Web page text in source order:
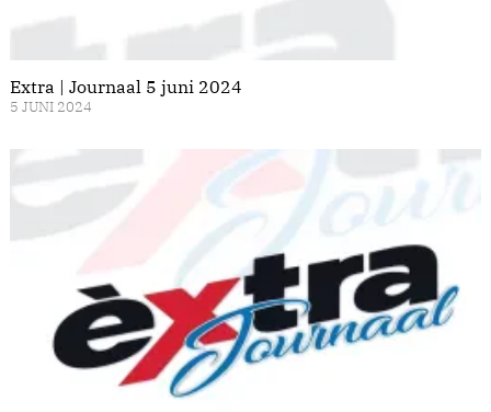
Extra | Journaal 5 juni 2024
5 JUNI 2024